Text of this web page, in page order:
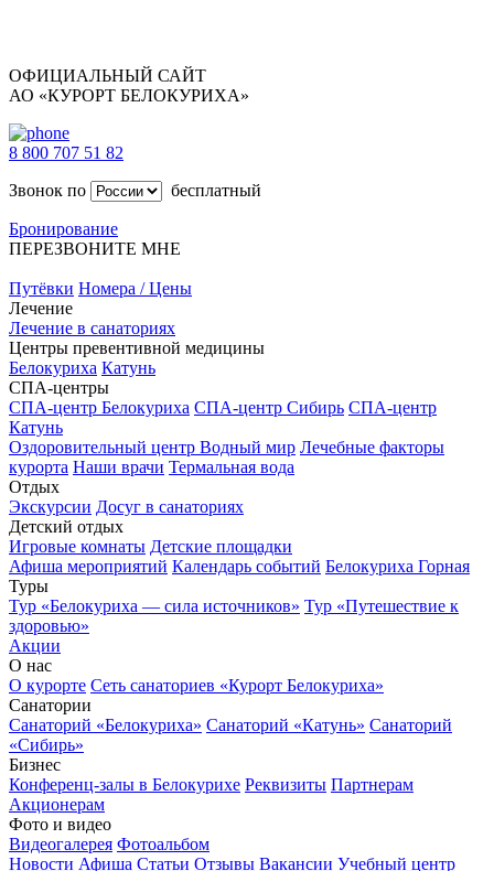
ОФИЦИАЛЬНЫЙ САЙТ
АО «КУРОРТ БЕЛОКУРИХА»
8 800 707 51 82
Звонок по
бесплатный
Бронирование
ПЕРЕЗВОНИТЕ МНЕ
Путёвки Номера / Цены
Лечение
Лечение в санаториях
Центры превентивной медицины
Белокуриха Катунь
СПА-центры
СПА-центр Белокуриха СПА-центр Сибирь СПА-центр
Катунь
Оздоровительный центр Водный мир Лечебные факторы
курорта Наши врачи Термальная вода
Отдых
Экскурсии Досуг в санаториях
Детский отдых
Игровые комнаты Детские площадки
Афиша мероприятий Календарь событий Белокуриха Горная
Туры
Тур «Белокуриха — сила источников» Тур «Путешествие к
здоровью»
Акции
О нас
О курорте Сеть санаториев «Курорт Белокуриха»
Санатории
Санаторий «Белокуриха» Санаторий «Катунь» Санаторий
«Сибирь»
Бизнес
Конференц-залы в Белокурихе Реквизиты Партнерам
Акционерам
Фото и видео
Видеогалерея Фотоальбом
Новости Афиша Статьи Отзывы Вакансии Учебный центр